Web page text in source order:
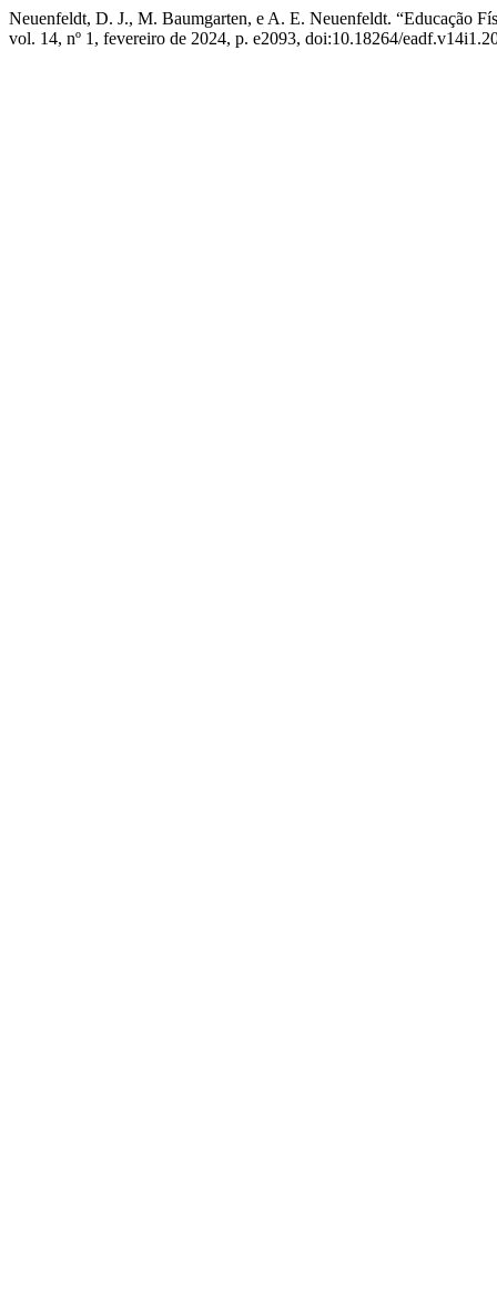
Neuenfeldt, D. J., M. Baumgarten, e A. E. Neuenfeldt. “Educação
vol. 14, nº 1, fevereiro de 2024, p. e2093, doi:10.18264/